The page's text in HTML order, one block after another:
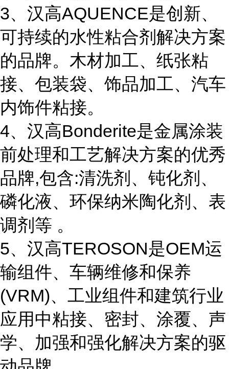
3、汉高AQUENCE是创新、
可持续的水性粘合剂解决方案
的品牌。木材加工、纸张粘
接、包装袋、饰品加工、汽车
内饰件粘接。
4、汉高Bonderite是金属涂装
前处理和工艺解决方案的优秀
品牌,包含:清洗剂、钝化剂、
磷化液、环保纳米陶化剂、表
调剂等 。
5、汉高TEROSON是OEM运
输组件、车辆维修和保养
(VRM)、工业组件和建筑行业
应用中粘接、密封、涂覆、声
学、加强和强化解决方案的驱